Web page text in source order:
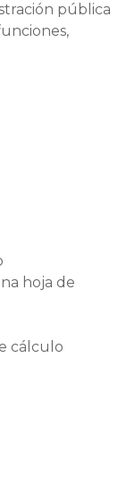
pública
hoja de
cálculo